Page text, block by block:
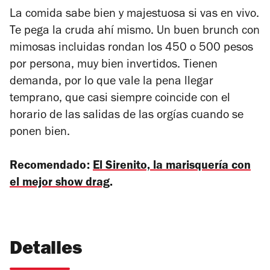
La comida sabe bien y majestuosa si vas en vivo.
Te pega la cruda ahí mismo. Un buen brunch con
mimosas incluidas rondan los 450 o 500 pesos
por persona, muy bien invertidos. Tienen
demanda, por lo que vale la pena llegar
temprano, que casi siempre coincide con el
horario de las salidas de las orgías cuando se
ponen bien.
Recomendado: El Sirenito, la marisquería con
el mejor show drag.
Detalles